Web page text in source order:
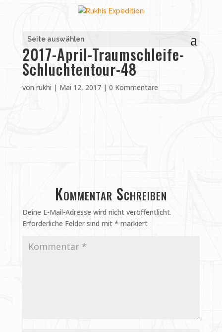
Seite auswählen
2017-April-Traumschleife-
Schluchtentour-48
von rukhi | Mai 12, 2017| 0 Kommentare
Kommentar Schreiben
Deine E-Mail-Adresse wird nicht veröffentlicht.
Erforderliche Felder sind mit * markiert